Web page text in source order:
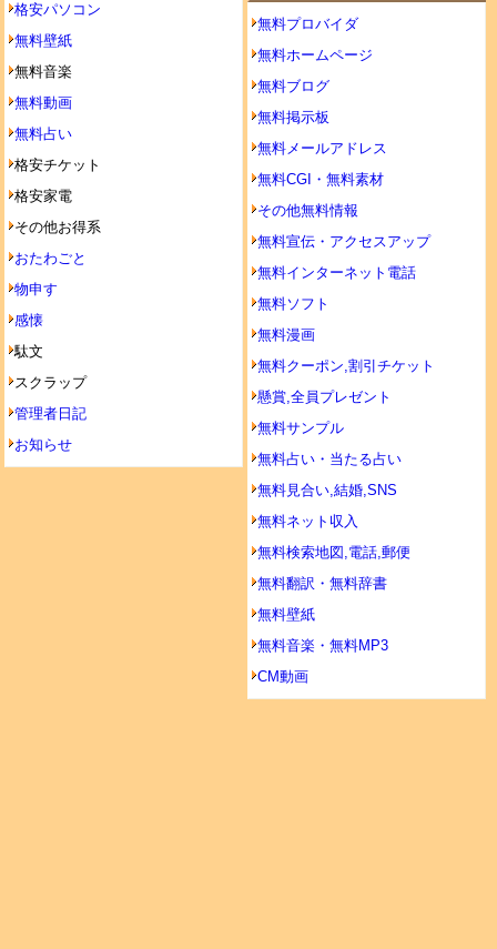
格安パソコン
無料壁紙
無料音楽
無料動画
無料占い
格安チケット
格安家電
その他お得系
おたわごと
物申す
感懐
駄文
スクラップ
管理者日記
お知らせ
無料プロバイダ
無料ホームページ
無料ブログ
無料掲示板
無料メールアドレス
無料CGI・無料素材
その他無料情報
無料宣伝・アクセスアップ
無料インターネット電話
無料ソフト
無料漫画
無料クーポン,割引チケット
懸賞,全員プレゼント
無料サンプル
無料占い・当たる占い
無料見合い,結婚,SNS
無料ネット収入
無料検索地図,電話,郵便
無料翻訳・無料辞書
無料壁紙
無料音楽・無料MP3
CM動画